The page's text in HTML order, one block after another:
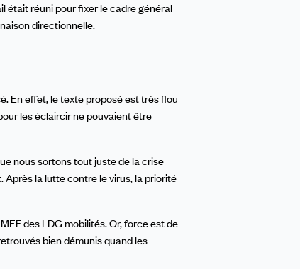
était réuni pour fixer le cadre général
directionnelle.
En effet, le texte proposé est très flou
les éclaircir ne pouvaient être
nous sortons tout juste de la crise
. Après la lutte contre le virus, la priorité
des LDG mobilités. Or, force est de
bien démunis quand les